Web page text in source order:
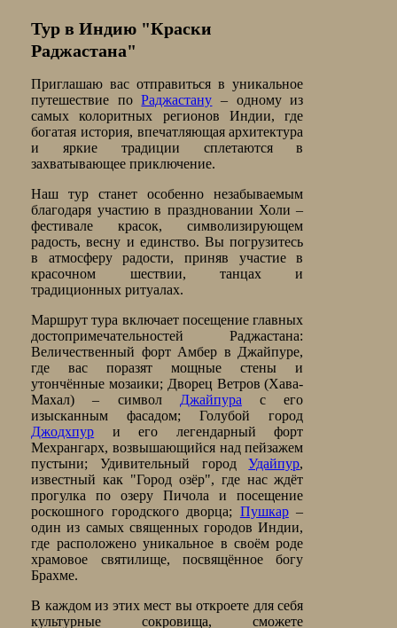
Тур в Индию "Краски
Раджастана"
Приглашаю вас отправиться в уникальное
путешествие поРаджастану – одному из
самых колоритных регионов Индии, где
богатая история, впечатляющая архитектура
и яркие традиции сплетаются в
захватывающее приключение.
Наш тур станет особенно незабываемым
благодаря участию в праздновании Холи –
фестивале красок, символизирующем
радость, весну и единство. Вы погрузитесь
в атмосферу радости, приняв участие в
красочном шествии, танцах и
традиционных ритуалах.
Маршрут тура включает посещение главных
достопримечательностей Раджастана:
Величественный форт Амбер в Джайпуре,
где вас поразят мощные стены и
утончённые мозаики; Дворец Ветров (Хава-
Махал) – символ Джайпура с его
изысканным фасадом; Голубой город
Джодхпур и его легендарный форт
Мехрангарх, возвышающийся над пейзажем
пустыни; Удивительный городУдайпур,
известный как "Город озёр", где нас ждёт
прогулка по озеру Пичола и посещение
роскошного городского дворца; Пушкар–
один из самых священных городов Индии,
где расположено уникальное в своём роде
храмовое святилище, посвящённое богу
Брахме.
В каждом из этих мест вы откроете для себя
культурные сокровища, сможете